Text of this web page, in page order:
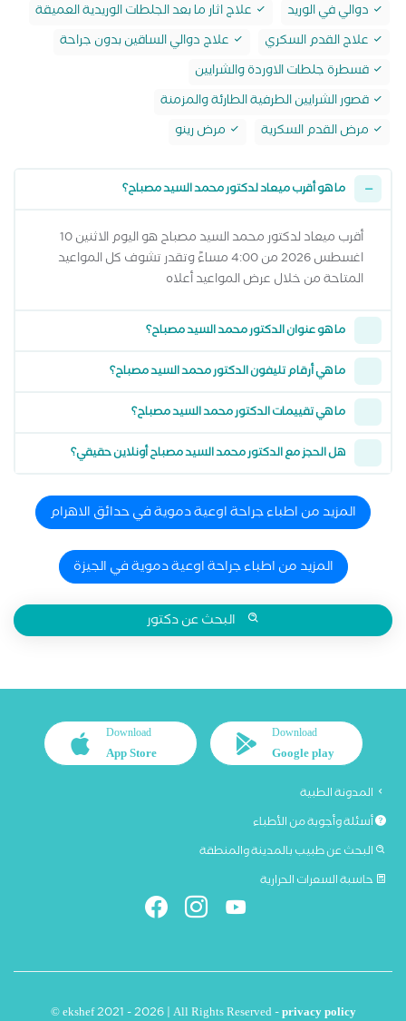
دوالي في الوريد
علاج اثار ما بعد الجلطات الوريدية العميقة
علاج القدم السكري
علاج دوالي الساقين بدون جراحة
قسطرة جلطات الاوردة والشرايين
قصور الشرايين الطرفية الطارئة والمزمنة
مرض القدم السكرية
مرض رينو
ما هو أقرب ميعاد لدكتور محمد السيد مصباح؟
أقرب ميعاد لدكتور محمد السيد مصباح هو اليوم الاثنين 10
اغسطس 2026 من 4:00 مساءً وتقدر تشوف كل المواعيد
المتاحة من خلال عرض المواعيد أعلاه
ما هو عنوان الدكتور محمد السيد مصباح؟
ما هي أرقام تليفون الدكتور محمد السيد مصباح؟
ما هي تقييمات الدكتور محمد السيد مصباح؟
هل الحجز مع الدكتور محمد السيد مصباح أونلاين حقيقي؟
المزيد من اطباء جراحة اوعية دموية في حدائق الاهرام
المزيد من اطباء جراحة اوعية دموية في الجيزة
البحث عن دكتور
Download
Google play
Download
App Store
المدونة الطبية
أسئلة وأجوبة من الأطباء
البحث عن طبيب بالمدينة والمنطقة
حاسبة السعرات الحرارية
© ekshef 2021 - 2026 | All Rights Reserved -privacy policy